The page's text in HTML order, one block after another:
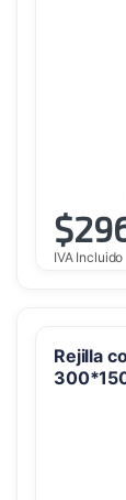
$
IVA Incluido
Rejilla